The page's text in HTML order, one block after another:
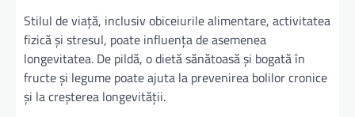
Stilul de viață, inclusiv obiceiurile alimentare, activitatea
fizică și stresul, poate influența de asemenea
longevitatea. De pildă, o dietă sănătoasă și bogată în
fructe și legume poate ajuta la prevenirea bolilor cronice
și la creșterea longevității.